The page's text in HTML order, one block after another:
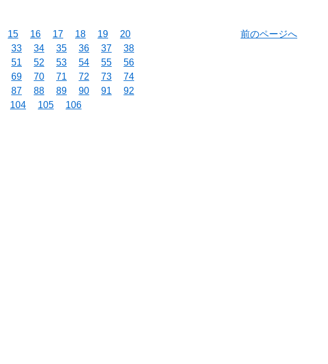
15 16 17 18 19
20
33 34 35 36 37
38
51 52 53 54 55
56
69 70 71 72 73
74
87 88 89 90 91
92
104 105 106
前のページへ